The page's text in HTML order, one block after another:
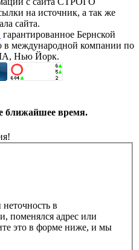
на источник, а так же
сайта.
гарантированное Бернской
в международной компании по
Нью Йорк.
ближайшее время.
в
поменялся адрес или
это в форме ниже, и мы